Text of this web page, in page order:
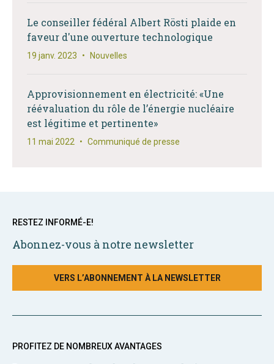
Le conseiller fédéral Albert Rösti plaide en
faveur d'une ouverture technologique
19 janv. 2023 • Nouvelles
Approvisionnement en électricité: «Une
réévaluation du rôle de l’énergie nucléaire
est légitime et pertinente»
11 mai 2022 • Communiqué de presse
RESTEZ INFORMÉ-E!
Abonnez-vous à notre newsletter
VERS L’ABONNEMENT À LA NEWSLETTER
PROFITEZ DE NOMBREUX AVANTAGES